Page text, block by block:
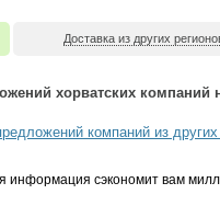
Доставка из других
хорватских компаний
компаний из
информация сэкономит вам